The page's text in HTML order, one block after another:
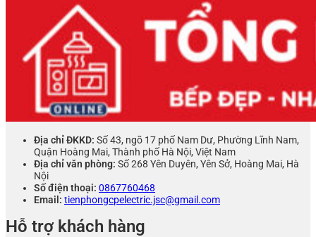
Địa chỉ ĐKKD: Số 43, ngõ 17 phố Nam Dư, Phường Lĩnh Nam,
Quận Hoàng Mai, Thành phố Hà Nội, Việt Nam
Địa chỉ văn phòng: Số 268 Yên Duyên, Yên Sở, Hoàng Mai, Hà
Nội
Số điện thoại: 0867760468
Email: tienphongcpelectric.jsc@gmail.com
Hỗ trợ khách hàng